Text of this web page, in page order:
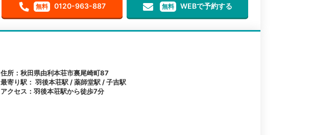
無料 0120-963-887 無料 WEBで予約する
住所：秋田県由利本荘市裏尾崎町87
最寄り駅： 羽後本荘駅 / 薬師堂駅 / 子吉駅
アクセス：羽後本荘駅から徒歩7分